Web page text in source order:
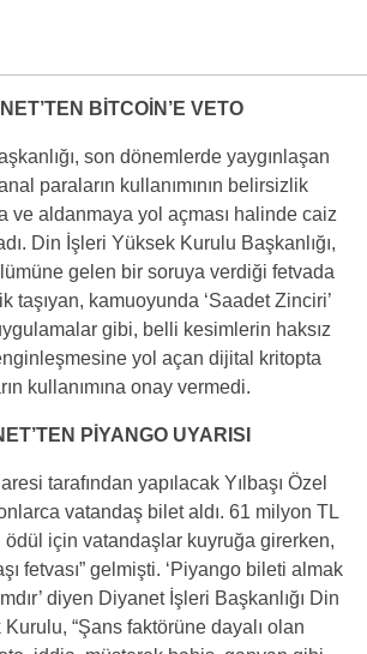
BİTCOİN’E VETO
son dönemlerde yaygınlaşan
paraların kullanımının belirsizlik
ve aldanmaya yol açması halinde caiz
Din İşleri Yüksek Kurulu Başkanlığı,
gelen bir soruya verdiği fetvada
taşıyan, kamuoyunda ‘Saadet Zinciri’
gibi, belli kesimlerin haksız
yol açan dijital kritopta
kullanımına onay vermedi.
PİYANGO UYARISI
tarafından yapılacak Yılbaşı Özel
vatandaş bilet aldı. 61 milyon TL
ödül için vatandaşlar kuyruğa girerken,
fetvası” gelmişti. ‘Piyango bileti almak
diyen Diyanet İşleri Başkanlığı Din
Kurulu, “Şans faktörüne dayalı olan